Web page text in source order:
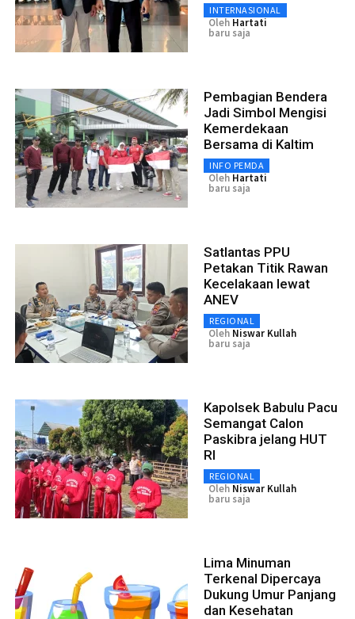
INTERNASIONAL
Oleh Hartati
baru saja
Pembagian Bendera
Jadi Simbol Mengisi
Kemerdekaan
Bersama di Kaltim
INFO PEMDA
Oleh Hartati
baru saja
Satlantas PPU
Petakan Titik Rawan
Kecelakaan lewat
ANEV
REGIONAL
Oleh Niswar Kullah
baru saja
Kapolsek Babulu Pacu
Semangat Calon
Paskibra jelang HUT
RI
REGIONAL
Oleh Niswar Kullah
baru saja
Lima Minuman
Terkenal Dipercaya
Dukung Umur Panjang
dan Kesehatan